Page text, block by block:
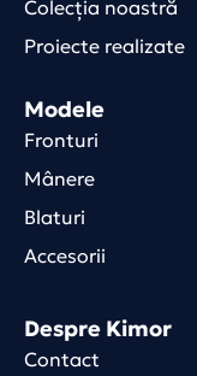
Colecția noastră
Proiecte realizate
Modele
Fronturi
Mânere
Blaturi
Accesorii
Despre Kimor
Contact